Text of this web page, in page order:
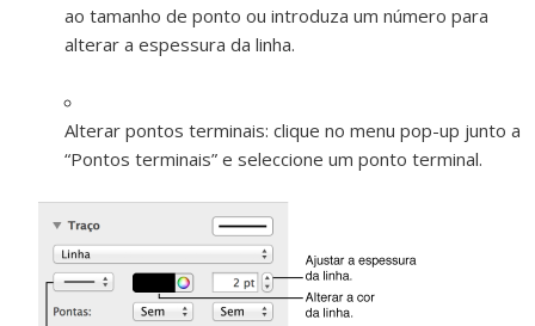
ao tamanho de ponto ou introduza um número para
alterar a espessura da linha.
Alterar pontos terminais: clique no menu pop-up junto a
“Pontos terminais” e seleccione um ponto terminal.